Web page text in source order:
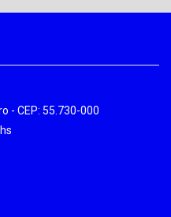
- CEP: 55.730-000